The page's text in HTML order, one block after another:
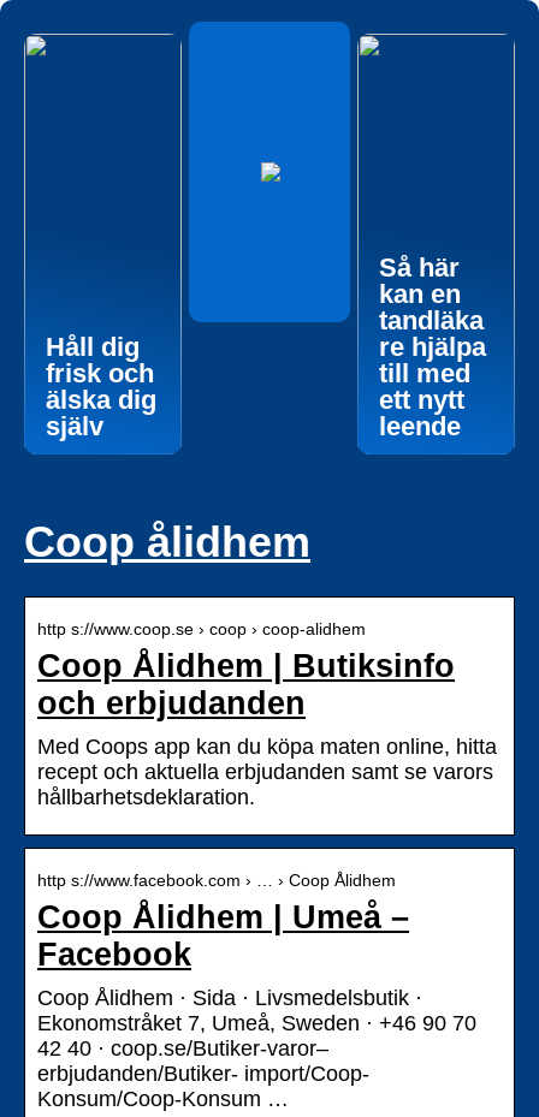
Håll dig
frisk och
älska dig
själv
Så här
kan en
tandläka
re hjälpa
till med
ett nytt
leende
Coop ålidhem
http s://www.coop.se › coop › coop-alidhem
Coop Ålidhem | Butiksinfo
och erbjudanden
Med Coops app kan du köpa maten online, hitta
recept och aktuella erbjudanden samt se varors
hållbarhetsdeklaration.
http s://www.facebook.com › … › Coop Ålidhem
Coop Ålidhem | Umeå –
Facebook
Coop Ålidhem · Sida · Livsmedelsbutik ·
Ekonomstråket 7, Umeå, Sweden · +46 90 70
42 40 · coop.se/Butiker-varor–
erbjudanden/Butiker- import/Coop-
Konsum/Coop-Konsum …